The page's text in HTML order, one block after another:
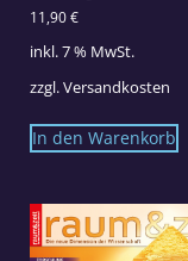
11,90€
inkl. 7 % MwSt.
zzgl.Versandkosten
In den Warenkorb